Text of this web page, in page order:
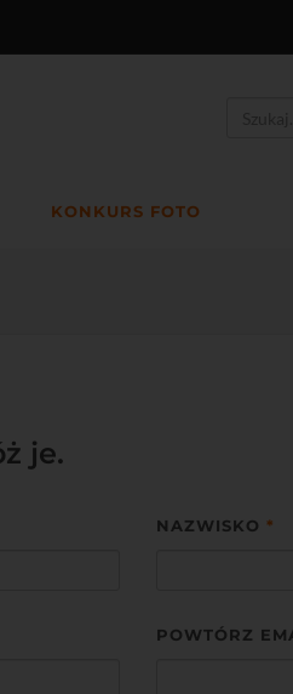
KONKURS FOTO
je.
NAZWISKO *
POWTÓRZ